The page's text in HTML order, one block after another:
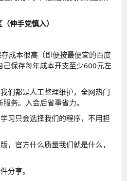
伸手党慎入）
成本很高（即便按最便宜的百度
己保存每年成本开支至少600元左
们都是人工整理维护，全网热门
务。入会后省事省力。
习只会选择我们的程序，不用担
，官方什么质量我们就是什么，
分享。